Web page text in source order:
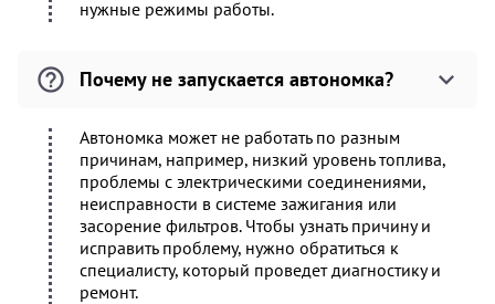
нужные режимы работы.
Почему не запускается автономка?
Автономка может не работать по разным
причинам, например, низкий уровень топлива,
проблемы с электрическими соединениями,
неисправности в системе зажигания или
засорение фильтров. Чтобы узнать причину и
исправить проблему, нужно обратиться к
специалисту, который проведет диагностику и
ремонт.